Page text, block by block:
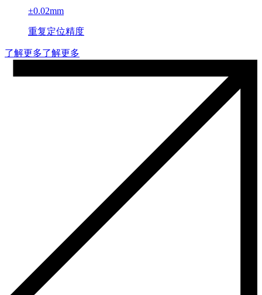
±0.02mm
重复定位精度
了解更多了解更多